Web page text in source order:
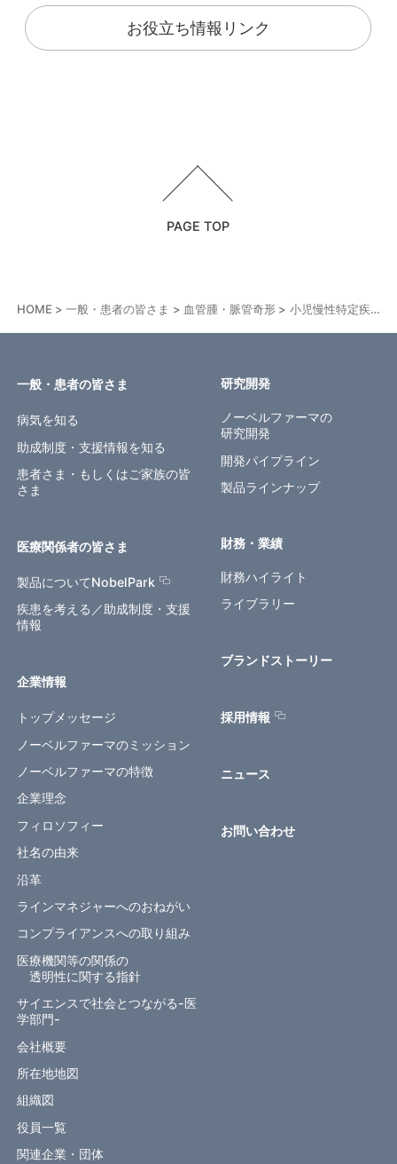
お役立ち情報リンク
PAGE TOP
HOME 一般・患者の皆さま 血管腫・脈管奇形 小児慢性特定疾病と指定難病の医療費助成制度
一般・患者の皆さま
病気を知る
助成制度・支援情報を知る
患者さま・もしくはご家族の皆
さま
医療関係者の皆さま
製品についてNobelPark
疾患を考える／助成制度・支援
情報
企業情報
トップメッセージ
ノーベルファーマのミッション
ノーベルファーマの特徴
企業理念
フィロソフィー
社名の由来
沿革
ラインマネジャーへのおねがい
コンプライアンスへの取り組み
医療機関等の関係の
透明性に関する指針
サイエンスで社会とつながる-医
学部門-
会社概要
所在地地図
組織図
役員一覧
関連企業・団体
研究開発
ノーベルファーマの
研究開発
開発パイプライン
製品ラインナップ
財務・業績
財務ハイライト
ライブラリー
ブランドストーリー
採用情報
ニュース
お問い合わせ